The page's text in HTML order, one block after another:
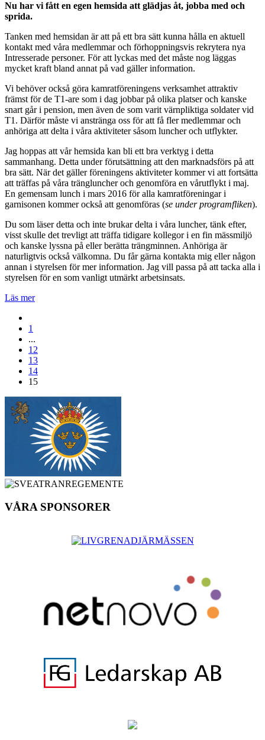
Nu har vi fått en egen hemsida att glädjas åt, jobba med och
sprida.
Tanken med hemsidan är att på ett bra sätt kunna hålla en aktuell
kontakt med våra medlemmar och förhoppningsvis rekrytera nya
Intresserade personer. För att lyckas med det måste nog läggas
mycket kraft bland annat på vad gäller information.
Vi behöver också göra kamratföreningens verksamhet attraktiv
främst för de T1-are som i dag jobbar på olika platser och kanske
snart går i pension, men även de som varit värnpliktiga soldater vid
T1. Därför måste vi anstränga oss för att få fler medlemmar och
anhöriga att delta i våra aktiviteter såsom luncher och utflykter.
Jag hoppas att vår hemsida kan bli ett bra verktyg i detta
sammanhang. Detta under förutsättning att den marknadsförs på att
bra sätt. När det gäller föreningens aktiviteter kommer vi att fortsätta
att träffas på våra trängluncher och genomföra en vårutflykt i maj.
En gemensam lunch i mars 2016 för alla kamratföreningar i
garnisonen kommer också att genomföras (se under programfliken).
Du som läser detta och inte brukar delta i våra luncher, tänk efter,
visst skulle det trevligt att träffa tidigare kollegor i en fin mässmiljö
och kanske lyssna på eller berätta trängminnen. Anhöriga är
naturligtvis också välkomna. Du får gärna kontakta mig eller någon
annan i styrelsen för mer information. Jag vill passa på att tacka alla i
styrelsen för en som vanligt utmärkt arbetsinsats.
Läs mer
1
...
12
13
14
15
VÅRA SPONSORER